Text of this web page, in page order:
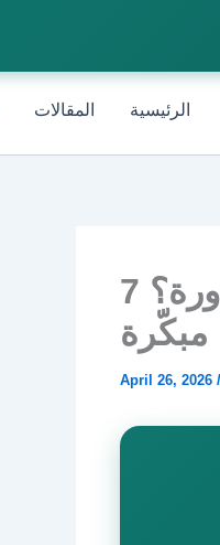
الرئيسية المقالات
كيف أعرف أنّي حامل قبل تأخّر الدورة؟ 7
مبكّرة
/
April 26, 2026